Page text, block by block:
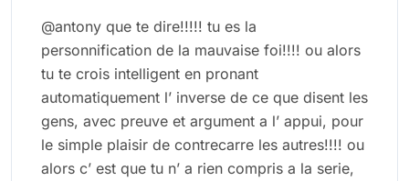
@antony que te dire!!!!! tu es la
personnification de la mauvaise foi!!!! ou alors
tu te crois intelligent en pronant
automatiquement l’ inverse de ce que disent les
gens, avec preuve et argument a l’ appui, pour
le simple plaisir de contrecarre les autres!!!! ou
alors c’ est que tu n’ a rien compris a la serie,